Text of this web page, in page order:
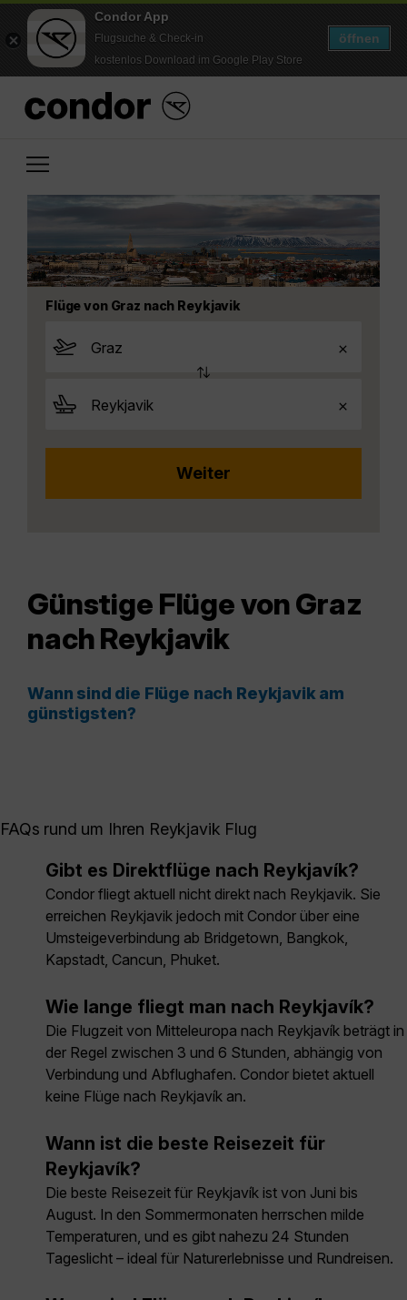
Condor App
Flugsuche & Check-in
kostenlos Download im Google Play Store
öffnen
Flüge von Graz nach Reykjavik
Günstige Flüge von Graz
nach Reykjavik
Wann sind die Flüge nach Reykjavik am
günstigsten?
FAQs rund um Ihren Reykjavik Flug
Gibt es Direktflüge nach Reykjavík?
Condor fliegt aktuell nicht direkt nach Reykjavik. Sie
erreichen Reykjavik jedoch mit Condor über eine
Umsteigeverbindung ab Bridgetown, Bangkok,
Kapstadt, Cancun, Phuket.
Wie lange fliegt man nach Reykjavík?
Die Flugzeit von Mitteleuropa nach Reykjavík beträgt in
der Regel zwischen 3 und 6 Stunden, abhängig von
Verbindung und Abflughafen. Condor bietet aktuell
keine Flüge nach Reykjavík an.
Wann ist die beste Reisezeit für
Reykjavík?
Die beste Reisezeit für Reykjavík ist von Juni bis
August. In den Sommermonaten herrschen milde
Temperaturen, und es gibt nahezu 24 Stunden
Tageslicht – ideal für Naturerlebnisse und Rundreisen.